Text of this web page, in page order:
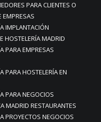
PARA CLIENTES O
EMPRESAS
IMPLANTACIÓN
HOSTELERÍA MADRID
PARA EMPRESAS
PARA HOSTELERÍA EN
PARA NEGOCIOS
MADRID RESTAURANTES
PROYECTOS NEGOCIOS